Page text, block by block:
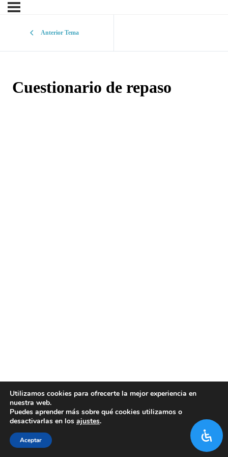
Anterior Tema
Cuestionario de repaso
Utilizamos cookies para ofrecerte la mejor experiencia en
nuestra web.
Puedes aprender más sobre qué cookies utilizamos o
desactivarlas en los ajustes.
Aceptar